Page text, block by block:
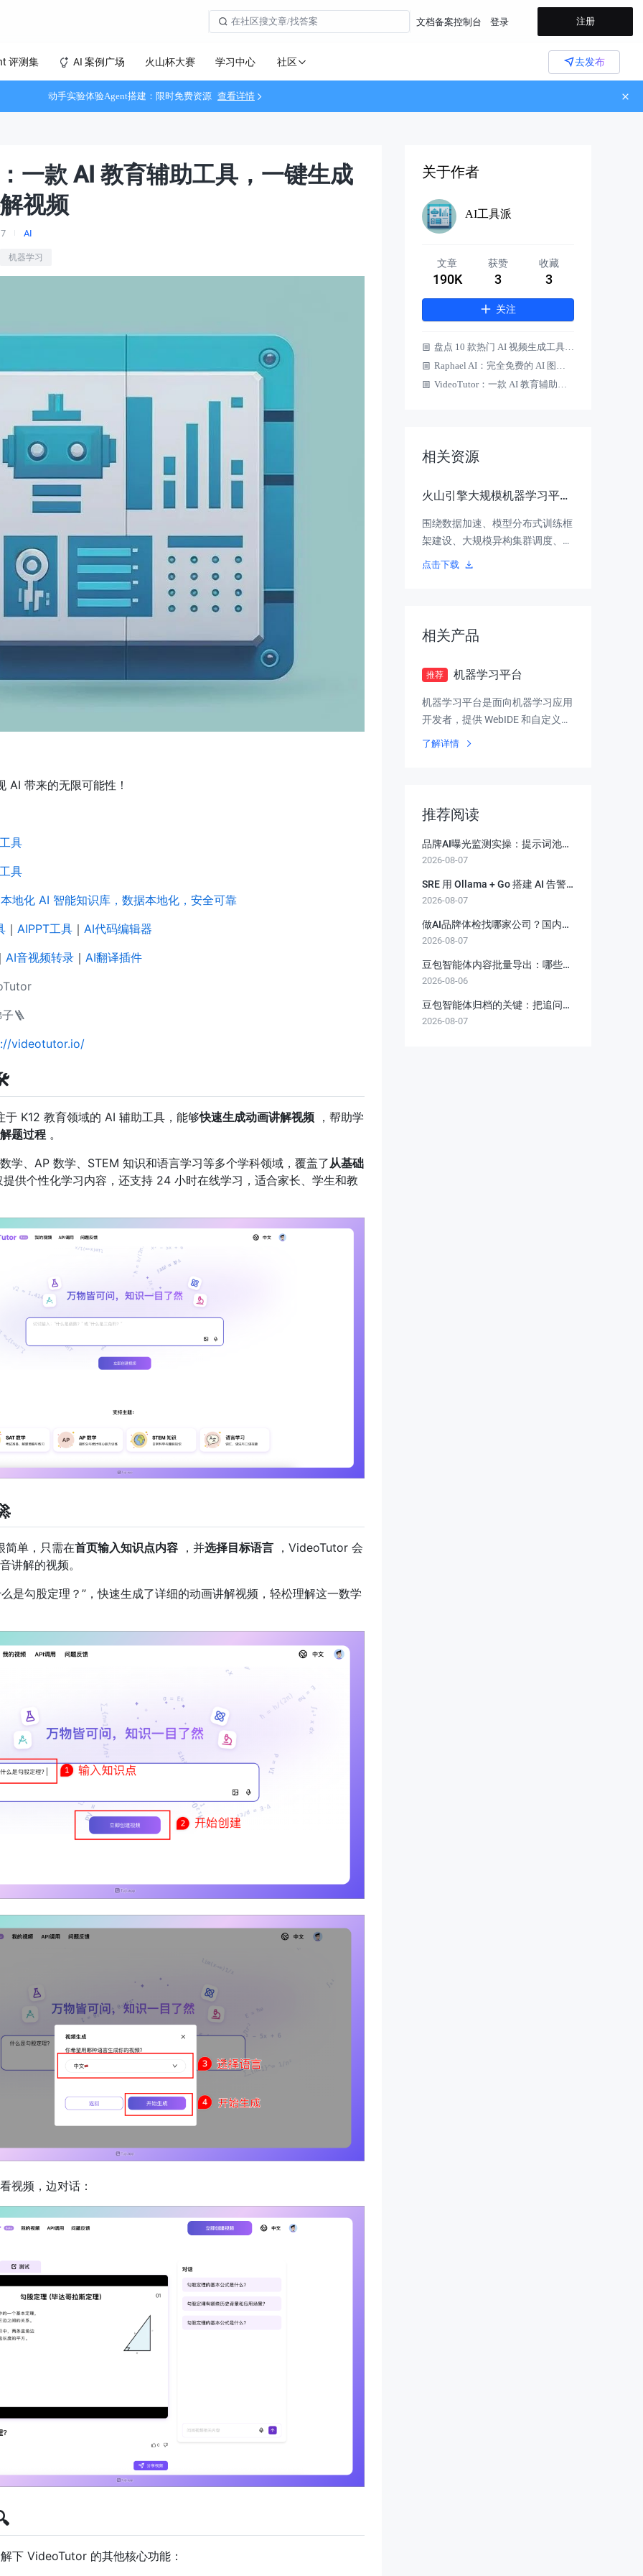
文档备案控制台 登录 注册
评测集 AI 案例广场 火山杯大赛 学习中心 社区 去发布
动手实验体验Agent搭建：限时免费资源 查看详情
一款 AI 教育辅助工具，一键生成
视频
AI
机器学习
AI 带来的无限可能性！
具
具
地化 AI 智能知识库，数据本地化，安全可靠
｜ AIPPT工具 ｜ AI代码编辑器
AI音视频转录 ｜ AI翻译插件
🪜
videotutor.io/
K12 教育领域的 AI 辅助工具，能够快速生成动画讲解视频 ，帮助学
题过程 。
学、AP 数学、STEM 知识和语言学习等多个学科领域，覆盖了从基础
供个性化学习内容，还支持 24 小时在线学习，适合家长、学生和教
单，只需在首页输入知识点内容 ，并选择目标语言 ，VideoTutor 会
讲解的视频。
是勾股定理？”，快速生成了详细的动画讲解视频，轻松理解这一数学
视频，边对话：
下 VideoTutor 的其他核心功能：
关于作者
AI工具派
文章
190K
获赞
3
收藏
3
关注
盘点 10 款热门 AI 视频生成工具，值得收藏！
Raphael AI：完全免费的 AI 图片生成工具，无需登录、不限次数
VideoTutor：一款 AI 教育辅助工具，一键生成 K12 动画讲解视频
相关资源
火山引擎大规模机器学习平台
架构设计与应用实践
围绕数据加速、模型分布式训练框
架建设、大规模异构集群调度、模
型开发过程标准化等AI工程化实
点击下载
相关产品
推荐 机器学习平台
机器学习平台是面向机器学习应用
开发者，提供 WebIDE 和自定义训
练等丰富建模工具、多框架高性能
了解详情
推荐阅读
品牌AI曝光监测实操：提示词池与
多轮独立采样怎么做
2026-08-07
SRE 用 Ollama + Go 搭建 AI 告警
分析管道
2026-08-07
做AI品牌体检找哪家公司？国内AI
品牌诊断服务商业务模式与选择指
南
2026-08-07
豆包智能体内容批量导出：哪些该
存、存成什么、怎么存
2026-08-06
豆包智能体归档的关键：把追问链
条和提示词设定一起留住
2026-08-07